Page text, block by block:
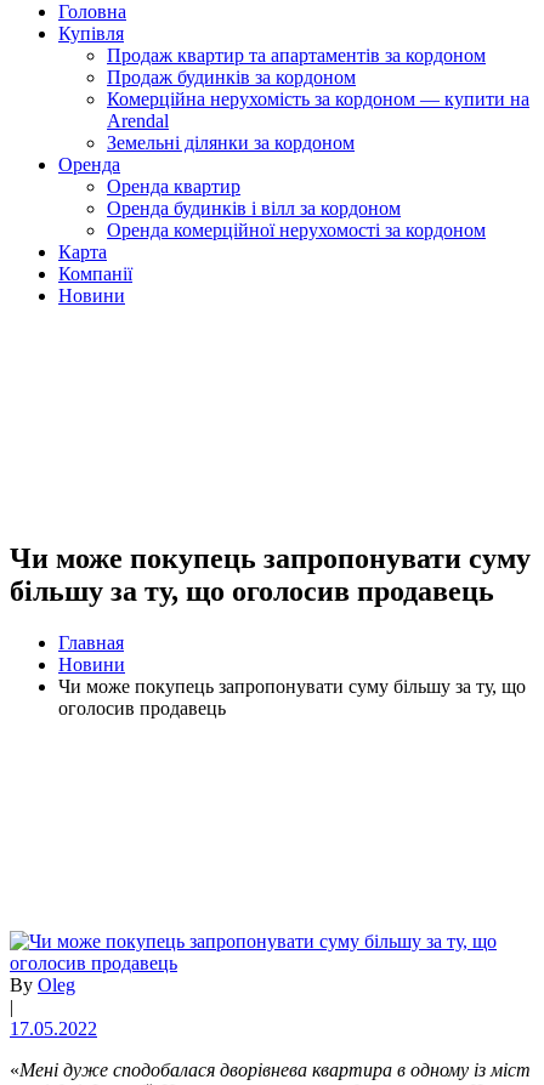
Головна
Купівля
Продаж квартир та апартаментів за кордоном
Продаж будинків за кордоном
Комерційна нерухомість за кордоном — купити на
Arendal
Земельні ділянки за кордоном
Оренда
Оренда квартир
Оренда будинків і вілл за кордоном
Оренда комерційної нерухомості за кордоном
Карта
Компанії
Новини
Чи може покупець запропонувати суму
більшу за ту, що оголосив продавець
Главная
Новини
Чи може покупець запропонувати суму більшу за ту, що
оголосив продавець
By Oleg
|
17.05.2022
«Мені дуже сподобалася дворівнева квартира в одному із міст